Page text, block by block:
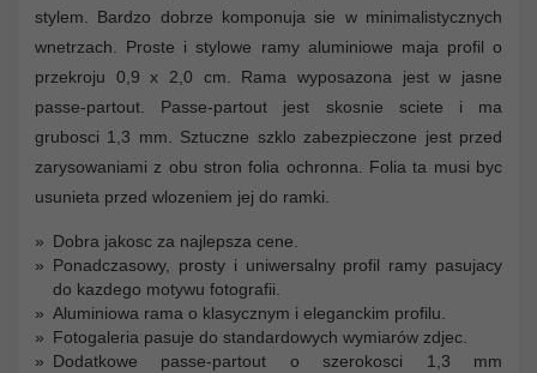
stylem. Bardzo dobrze komponuja sie w minimalistycznych
wnetrzach. Proste i stylowe ramy aluminiowe maja profil o
przekroju 0,9 x 2,0 cm. Rama wyposazona jest w jasne
passe-partout. Passe-partout jest skosnie sciete i ma
grubosci 1,3 mm. Sztuczne szklo zabezpieczone jest przed
zarysowaniami z obu stron folia ochronna. Folia ta musi byc
usunieta przed wlozeniem jej do ramki.
Dobra jakosc za najlepsza cene.
Ponadczasowy, prosty i uniwersalny profil ramy pasujacy
do kazdego motywu fotografii.
Aluminiowa rama o klasycznym i eleganckim profilu.
Fotogaleria pasuje do standardowych wymiarów zdjec.
Dodatkowe passe-partout o szerokosci 1,3 mm